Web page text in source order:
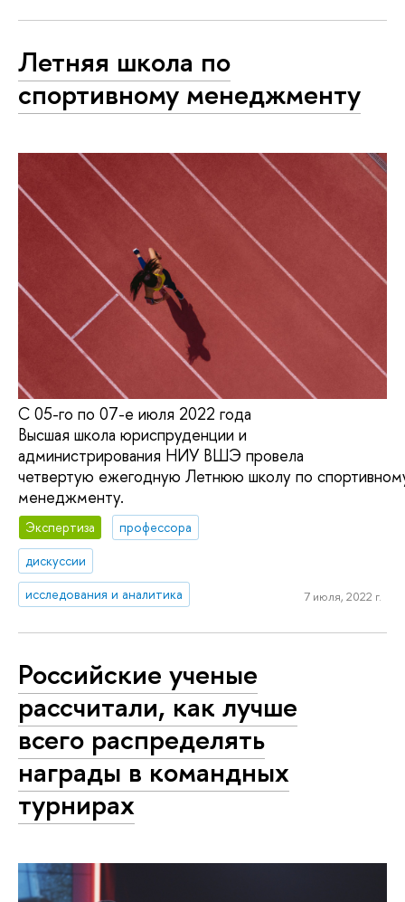
Летняя школа по
спортивному менеджменту
С 05-го по 07-е июля 2022 года
Высшая школа юриспруденции и
администрирования НИУ ВШЭ провела
четвертую ежегодную Летнюю школу по
менеджменту.
Экспертиза
профессора
дискуссии
исследования и аналитика
7 июля, 2022 г.
Российские ученые
рассчитали, как лучше
всего распределять
награды в командных
турнирах